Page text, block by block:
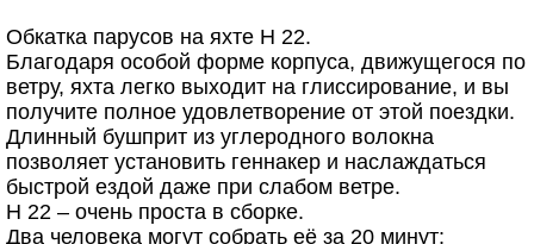
Обкатка парусов на яхте H 22.
Благодаря особой форме корпуса, движущегося по
ветру, яхта легко выходит на глиссирование, и вы
получите полное удовлетворение от этой поездки.
Длинный бушприт из углеродного волокна
позволяет установить геннакер и наслаждаться
быстрой ездой даже при слабом ветре.
H 22 – очень проста в сборке.
Два человека могут собрать её за 20 минут: